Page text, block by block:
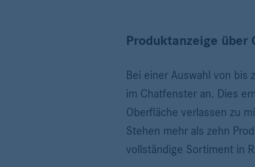
Produktanzeige über
Bei einer Auswahl von
im Chatfenster an. Dies
Oberfläche verlassen zu
Stehen mehr als zehn
vollständige Sortiment in